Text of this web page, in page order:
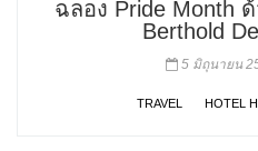
ฉลอง Pride Month
Berthold
5 มิถุนายน
TRAVEL HOTEL